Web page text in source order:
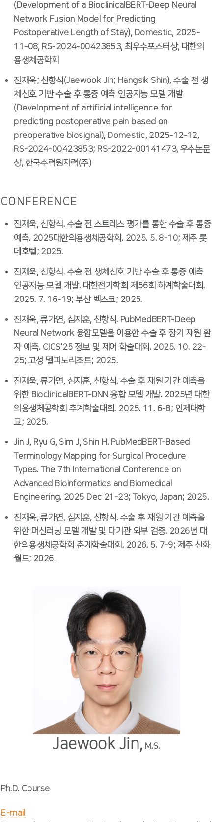
(Development of a BioclinicalBERT-Deep Neural
Network Fusion Model for Predicting
Postoperative Length of Stay), Domestic, 2025-
11-08, RS-2024-00423853, 최우수포스터상, 대한의
용생체공학회
진재욱; 신항식(Jaewook Jin; Hangsik Shin), 수술 전 생
체신호 기반 수술 후 통증 예측 인공지능 모델 개발
(Development of artificial intelligence for
predicting postoperative pain based on
preoperative biosignal), Domestic, 2025-12-12,
RS-2024-00423853; RS-2022-00141473, 우수논문
상, 한국수력원자력(주)
CONFERENCE
진재욱, 신항식. 수술 전 스트레스 평가를 통한 수술 후 통증
예측. 2025대한의용생체공학회. 2025. 5. 8-10; 제주 롯
데호텔; 2025.
진재욱, 신항식. 수술 전 생체신호 기반 수술 후 통증 예측
인공지능 모델 개발. 대한전기학회 제56회 하계학술대회.
2025. 7. 16-19; 부산 벡스코; 2025.
진재욱, 류가연, 심지훈, 신항식. PubMedBERT-Deep
Neural Network 융합모델을 이용한 수술 후 장기 재원 환
자 예측. CICS’25 정보 및 제어 학술대회. 2025. 10. 22-
25; 고성 델피노리조트; 2025.
진재욱, 류가연, 심지훈, 신항식. 수술 후 재원 기간 예측을
위한 BioclinicalBERT-DNN 융합 모델 개발. 2025년 대한
의용생체공학회 추계학술대회. 2025. 11. 6-8; 인제대학
교; 2025.
Jin J, Ryu G, Sim J, Shin H. PubMedBERT-Based
Terminology Mapping for Surgical Procedure
Types. The 7th International Conference on
Advanced Bioinformatics and Biomedical
Engineering. 2025 Dec 21-23; Tokyo, Japan; 2025.
진재욱, 류가연, 심지훈, 신항식. 수술 후 재원 기간 예측을
위한 머신러닝 모델 개발 및 다기관 외부 검증. 2026년 대
한의용생체공학회 춘계학술대회. 2026. 5. 7-9; 제주 신화
월드; 2026.
Jaewook Jin, M.S.
Ph.D. Course
E-mail